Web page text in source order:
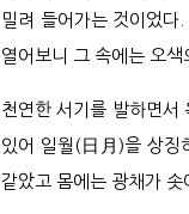
태
태
용
태
장
밀려 들어가는 것이었
열어보니 그 속에는 오
천연한 서기를 발하면서
있어 일월(日月)을 상징
같았고 몸에는 광채가